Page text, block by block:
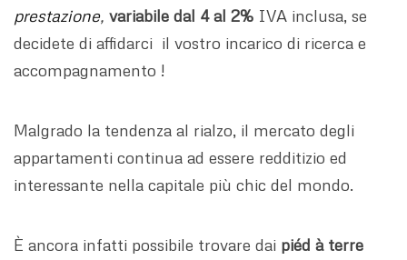
prestazione, variabile dal 4 al 2% IVA inclusa, se
decidete di affidarci il vostro incarico di ricerca e
accompagnamento !
Malgrado la tendenza al rialzo, il mercato degli
appartamenti continua ad essere redditizio ed
interessante nella capitale più chic del mondo.
È ancora infatti possibile trovare dai piéd à terre